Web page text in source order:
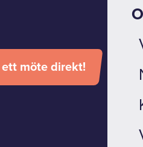
möte direkt!